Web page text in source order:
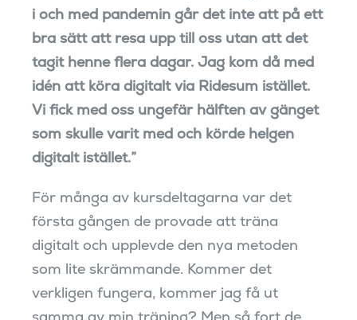
i och med pandemin går det inte att på ett
bra sätt att resa upp till oss utan att det
tagit henne flera dagar. Jag kom då med
idén att köra digitalt via Ridesum istället.
Vi fick med oss ungefär hälften av gänget
som skulle varit med och körde helgen
digitalt istället.”
För många av kursdeltagarna var det
första gången de provade att träna
digitalt och upplevde den nya metoden
som lite skrämmande. Kommer det
verkligen fungera, kommer jag få ut
samma av min träning? Men så fort de